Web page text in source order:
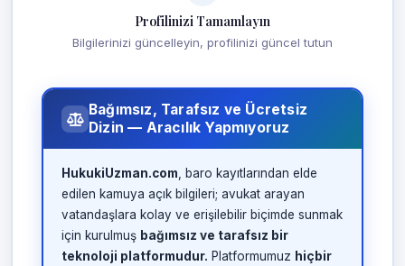
Profilinizi Tamamlayın
Bilgilerinizi güncelleyin, profilinizi güncel tutun
Bağımsız, Tarafsız ve Ücretsiz
Dizin — Aracılık Yapmıyoruz
HukukiUzman.com , baro kayıtlarından elde
edilen kamuya açık bilgileri; avukat arayan
vatandaşlara kolay ve erişilebilir biçimde sunmak
için kurulmuş bağımsız ve tarafsız bir
teknoloji platformudur. Platformumuz hiçbir